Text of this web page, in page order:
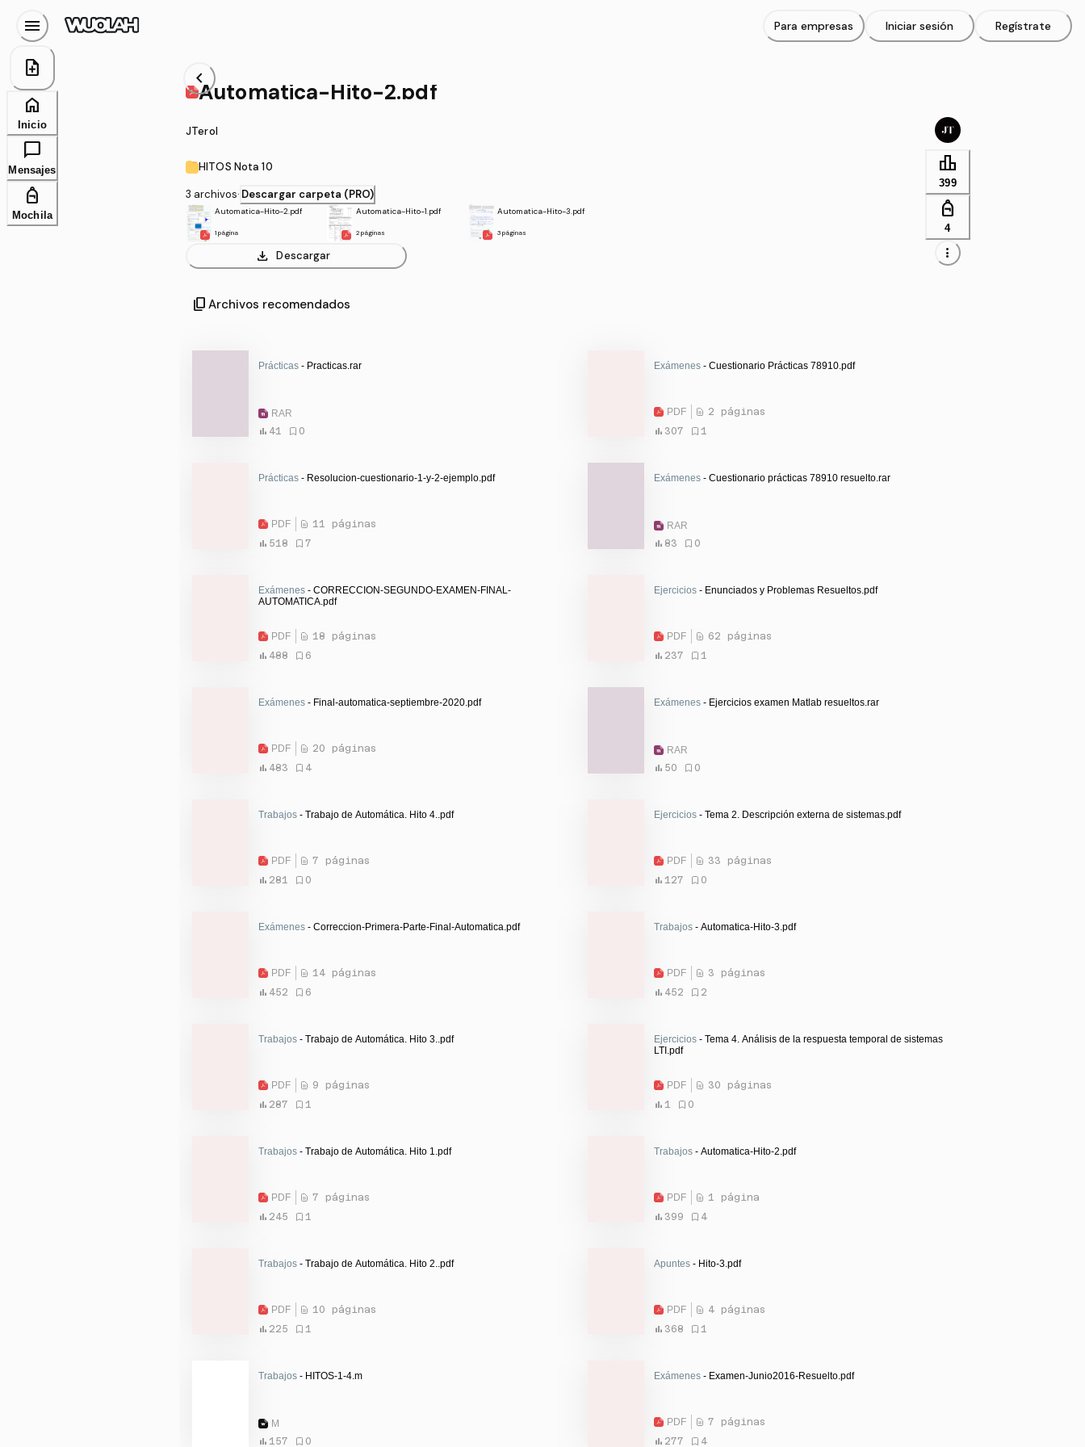
chevron_left
Automatica-Hito-2.pdf
JTerol
HITOS Nota 10
3 archivos· Descargar carpeta (PRO)
Automatica-Hito-2.pdf
1 página
Automatica-Hito-1.pdf
2 páginas
Automatica-Hito-3.pdf
3 páginas
download Descargar
leaderboard
399
personal_bag
4
more_vert
content_copy Archivos recomendados
Prácticas - Practicas.rar
RAR
41
0
Exámenes - Cuestionario Prácticas 78910.pdf
PDF
2 páginas
307
1
Prácticas - Resolucion-cuestionario-1-y-2-ejemplo.pdf
PDF
11 páginas
518
7
Exámenes - Cuestionario prácticas 78910 resuelto.rar
RAR
83
0
Exámenes - CORRECCION-SEGUNDO-EXAMEN-FINAL-
AUTOMATICA.pdf
PDF
18 páginas
488
6
Ejercicios - Enunciados y Problemas Resueltos.pdf
PDF
62 páginas
237
1
Exámenes - Final-automatica-septiembre-2020.pdf
PDF
20 páginas
483
4
Exámenes - Ejercicios examen Matlab resueltos.rar
RAR
50
0
Trabajos - Trabajo de Automática. Hito 4..pdf
PDF
7 páginas
281
0
Ejercicios - Tema 2. Descripción externa de sistemas.pdf
PDF
33 páginas
127
0
Exámenes - Correccion-Primera-Parte-Final-Automatica.pdf
PDF
14 páginas
452
6
Trabajos - Automatica-Hito-3.pdf
PDF
3 páginas
452
2
Trabajos - Trabajo de Automática. Hito 3..pdf
PDF
9 páginas
287
1
Ejercicios - Tema 4. Análisis de la respuesta temporal de sistemas
LTI.pdf
PDF
30 páginas
1
0
Trabajos - Trabajo de Automática. Hito 1.pdf
PDF
7 páginas
245
1
Trabajos - Automatica-Hito-2.pdf
PDF
1 página
399
4
Trabajos - Trabajo de Automática. Hito 2..pdf
PDF
10 páginas
225
1
Apuntes - Hito-3.pdf
PDF
4 páginas
368
1
Trabajos - HITOS-1-4.m
M
157
0
Exámenes - Examen-Junio2016-Resuelto.pdf
PDF
7 páginas
277
4
Para empresas Iniciar sesión Regístrate
menu
note_add
home
Inicio
chat_bubble
Mensajes
personal_bag
Mochila